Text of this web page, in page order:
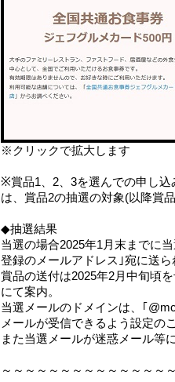
※クリックで拡大します
※賞品1、2、3を選んでの申し
は、賞品2の抽選の対象(以降賞
◆抽選結果
当選の場合2025年1月末までに
登録のメールアドレス｣宛に送
賞品の送付は2025年2月中旬頃
にて案内。
当選メールのドメインは、｢
メールが受信できるよう設定の
また当選メールが迷惑メール等
～～～～～～～～～～～～～～